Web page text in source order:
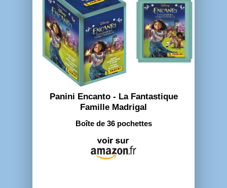
Panini Encanto - La Fantastique
Famille Madrigal
Boîte de 36 pochettes